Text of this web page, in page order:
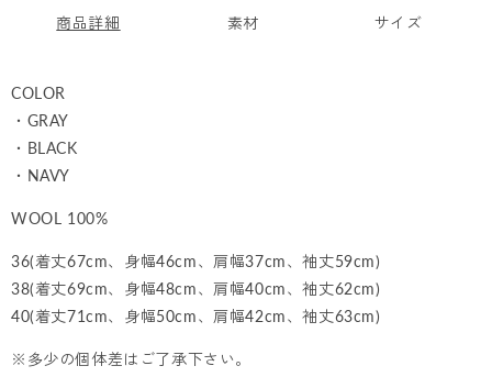
商品詳細 素材 サイズ
COLOR
・GRAY
・BLACK
・NAVY
WOOL 100%
36(着丈67cm、身幅46cm、肩幅37cm、袖丈59cm)
38(着丈69cm、身幅48cm、肩幅40cm、袖丈62cm)
40(着丈71cm、身幅50cm、肩幅42cm、袖丈63cm)
※多少の個体差はご了承下さい。